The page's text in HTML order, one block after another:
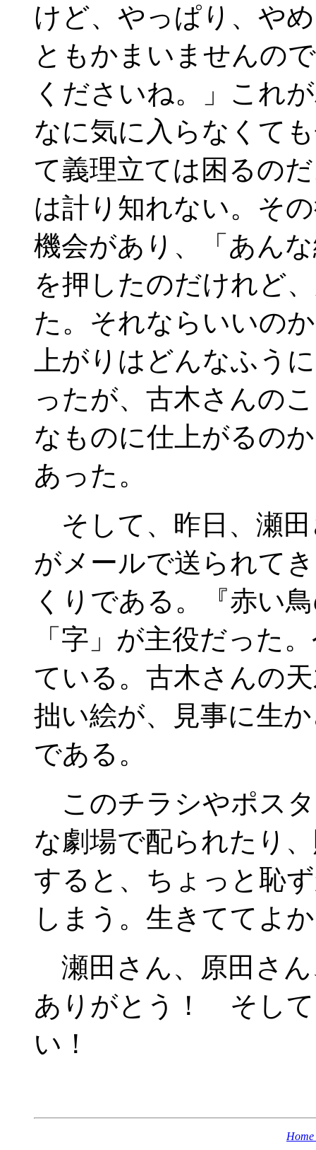
けど、やっぱり、や
ともかまいませんの
くださいね。」これ
なに気に入らなくて
て義理立ては困るの
は計り知れない。そ
機会があり、「あん
を押したのだけれど
た。それならいいの
上がりはどんなふう
ったが、古木さんの
なものに仕上がるの
あった。
そして、昨日、瀬
がメールで送られて
くりである。『赤い
「字」が主役だった
ている。古木さんの
拙い絵が、見事に生
である。
このチラシやポス
な劇場で配られたり
すると、ちょっと恥
しまう。生きててよ
瀬田さん、原田さ
ありがとう！ そし
い！
Home